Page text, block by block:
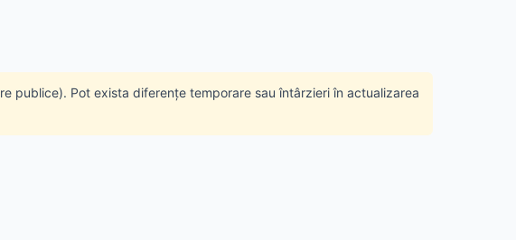
publice). Pot exista diferențe temporare sau întârzieri în actualizarea